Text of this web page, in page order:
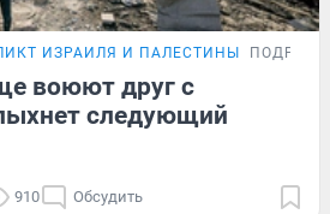
ИЗРАИЛЯ И ПАЛЕСТИНЫ
воюют друг с
следующий
910 Обсудить